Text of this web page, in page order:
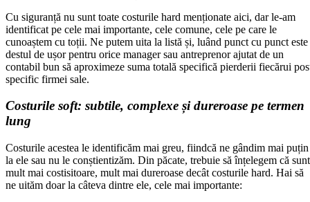
Cu siguranță nu sunt toate costurile hard menționate aici, dar le-am
identificat pe cele mai importante, cele comune, cele pe care le
cunoaștem cu toții. Ne putem uita la listă și, luând punct cu punct este
destul de ușor pentru orice manager sau antreprenor ajutat de un
contabil bun să aproximeze suma totală specifică pierderii fiecărui
specific firmei sale.
Costurile soft: subtile, complexe și dureroase pe termen
lung
Costurile acestea le identificăm mai greu, fiindcă ne gândim mai puțin
la ele sau nu le conștientizăm. Din păcate, trebuie să înțelegem că sunt
mult mai costisitoare, mult mai dureroase decât costurile hard. Hai să
ne uităm doar la câteva dintre ele, cele mai importante: